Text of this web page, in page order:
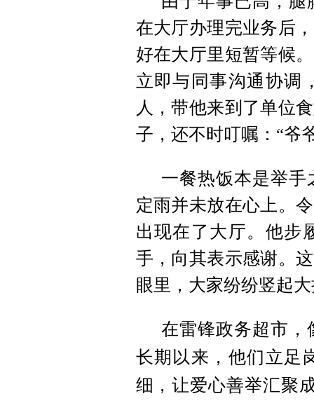
在大厅办理完业务后
好在大厅里短暂等候
立即与同事沟通协调
人，带他来到了单位
子，还不时叮嘱：“爷
一餐热饭本是举
定雨并未放在心上。
出现在了大厅。他步
手，向其表示感谢。
眼里，大家纷纷竖起
在雷锋政务超市，
长期以来，他们立足
细，让爱心善举汇聚